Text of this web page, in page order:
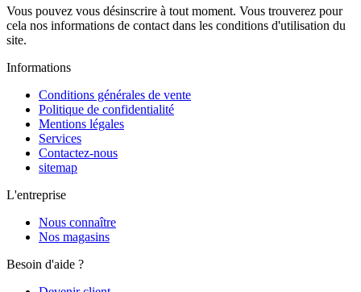
Vous pouvez vous désinscrire à tout moment. Vous trouverez pour
cela nos informations de contact dans les conditions d'utilisation du
site.
Informations
Conditions générales de vente
Politique de confidentialité
Mentions légales
Services
Contactez-nous
sitemap
L'entreprise
Nous connaître
Nos magasins
Besoin d'aide ?